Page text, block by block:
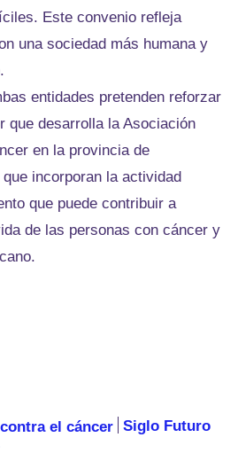
Este convenio refleja
una sociedad más humana y
entidades pretenden reforzar
que desarrolla la Asociación
en la provincia de
incorporan la actividad
que puede contribuir a
de las personas con cáncer y
el cáncer Siglo Futuro